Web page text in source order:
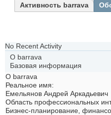
Активность barrava
No Recent Activity
О barrava
Базовая информация
О barrava
Реальное имя:
Емельянов Андрей Аркадьевич
Область профессиональных
Бизнес-планирование,